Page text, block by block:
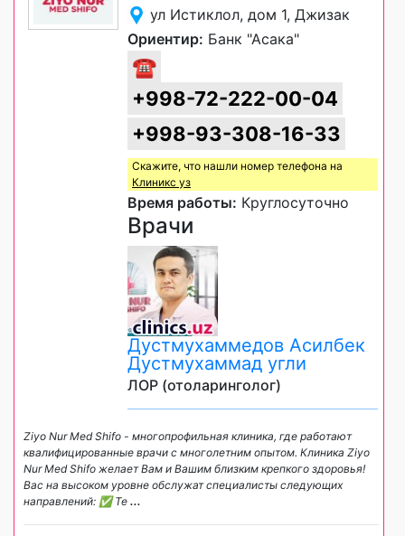
ул Истиклол, дом 1, Джизак
Ориентир: Банк "Асака"
☎
+998-72-222-00-04
+998-93-308-16-33
Скажите, что нашли номер телефона на
Клиникс уз
Время работы: Круглосуточно
Врачи
Дустмухаммедов Асилбек
Дустмухаммад угли
ЛОР (отоларинголог)
Ziyo Nur Med Shifo - многопрофильная клиника, где работают
квалифицированные врачи с многолетним опытом. Клиника Ziyo
Nur Med Shifo желает Вам и Вашим близким крепкого здоровья!
Вас на высоком уровне обслужат специалисты следующих
направлений: ✅ Те ...